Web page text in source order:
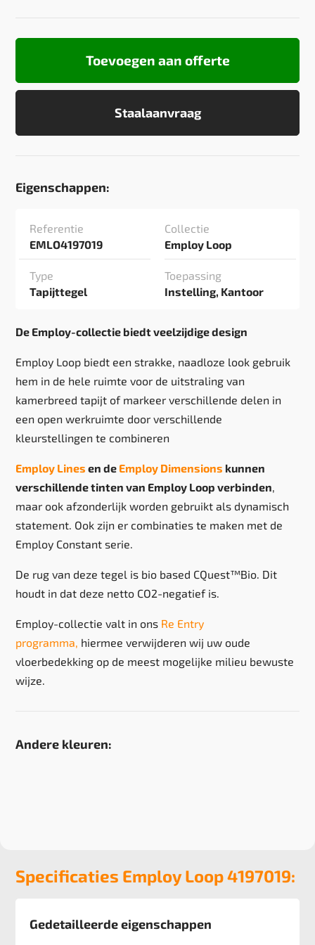
Staalaanvraag
Toevoegen aan offerte
Eigenschappen:
Referentie
EMLO4197019
Collectie
Employ Loop
Type
Tapijttegel
Toepassing
Instelling, Kantoor
De Employ-collectie biedt veelzijdige design
Employ Loop biedt een strakke, naadloze look gebruik
hem in de hele ruimte voor de uitstraling van
kamerbreed tapijt of markeer verschillende delen in
een open werkruimte door verschillende
kleurstellingen te combineren
Employ Lines en de Employ Dimensions kunnen
verschillende tinten van Employ Loop verbinden,
maar ook afzonderlijk worden gebruikt als dynamisch
statement. Ook zijn er combinaties te maken met de
Employ Constant serie.
De rug van deze tegel is bio based CQuest™Bio. Dit
houdt in dat deze netto CO2-negatief is.
Employ-collectie valt in ons Re Entry
programma, hiermee verwijderen wij uw oude
vloerbedekking op de meest mogelijke milieu bewuste
wijze.
Andere kleuren:
Specificaties Employ Loop 4197019:
Gedetailleerde eigenschappen